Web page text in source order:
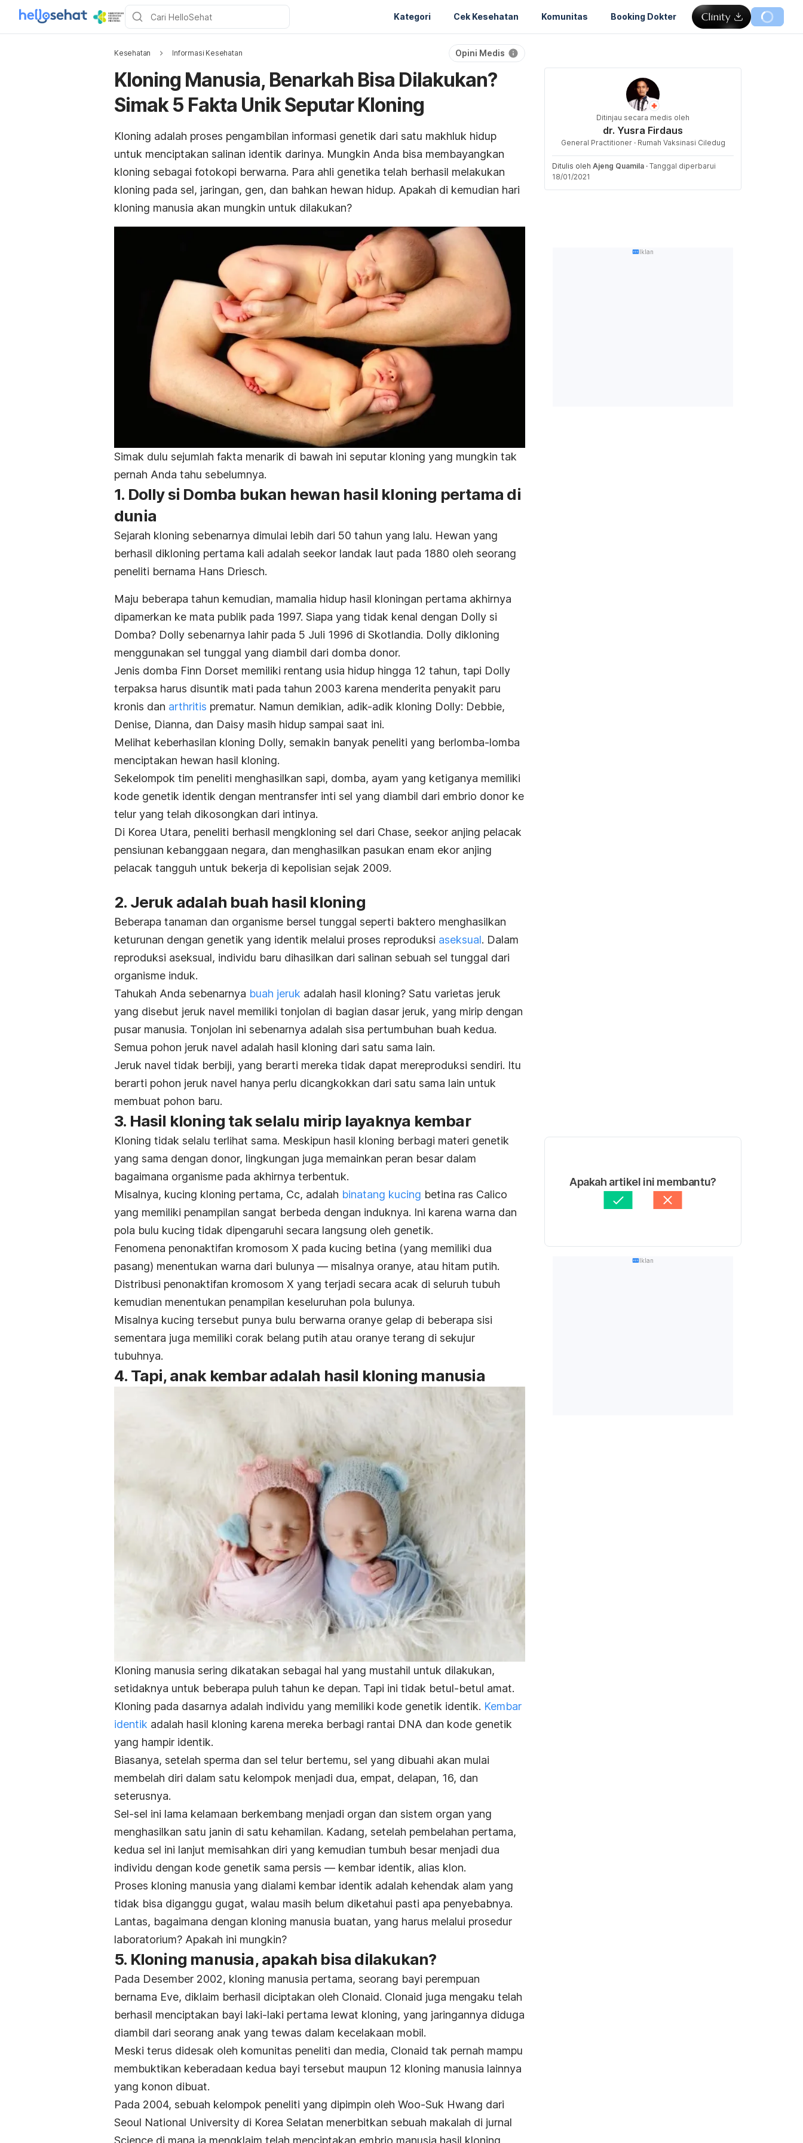
Kategori Cek Kesehatan Komunitas Booking Dokter
Kesehatan Informasi Kesehatan Opini Medis
Kloning Manusia, Benarkah Bisa Dilakukan?
Simak 5 Fakta Unik Seputar Kloning
Kloning adalah proses pengambilan informasi genetik dari satu makhluk hidup
untuk menciptakan salinan identik darinya. Mungkin Anda bisa membayangkan
kloning sebagai fotokopi berwarna. Para ahli genetika telah berhasil melakukan
kloning pada sel, jaringan, gen, dan bahkan hewan hidup. Apakah di kemudian hari
kloning manusia akan mungkin untuk dilakukan?
Simak dulu sejumlah fakta menarik di bawah ini seputar kloning yang mungkin tak
pernah Anda tahu sebelumnya.
1. Dolly si Domba bukan hewan hasil kloning pertama di
dunia
Sejarah kloning sebenarnya dimulai lebih dari 50 tahun yang lalu. Hewan yang
berhasil dikloning pertama kali adalah seekor landak laut pada 1880 oleh seorang
peneliti bernama Hans Driesch.
Maju beberapa tahun kemudian, mamalia hidup hasil kloningan pertama akhirnya
dipamerkan ke mata publik pada 1997. Siapa yang tidak kenal dengan Dolly si
Domba? Dolly sebenarnya lahir pada 5 Juli 1996 di Skotlandia. Dolly dikloning
menggunakan sel tunggal yang diambil dari domba donor.
Jenis domba Finn Dorset memiliki rentang usia hidup hingga 12 tahun, tapi Dolly
terpaksa harus disuntik mati pada tahun 2003 karena menderita penyakit paru
kronis dan arthritis prematur. Namun demikian, adik-adik kloning Dolly: Debbie,
Denise, Dianna, dan Daisy masih hidup sampai saat ini.
Melihat keberhasilan kloning Dolly, semakin banyak peneliti yang berlomba-lomba
menciptakan hewan hasil kloning.
Sekelompok tim peneliti menghasilkan sapi, domba, ayam yang ketiganya memiliki
kode genetik identik dengan mentransfer inti sel yang diambil dari embrio donor ke
telur yang telah dikosongkan dari intinya.
Di Korea Utara, peneliti berhasil mengkloning sel dari Chase, seekor anjing pelacak
pensiunan kebanggaan negara, dan menghasilkan pasukan enam ekor anjing
pelacak tangguh untuk bekerja di kepolisian sejak 2009.
2. Jeruk adalah buah hasil kloning
Beberapa tanaman dan organisme bersel tunggal seperti baktero menghasilkan
keturunan dengan genetik yang identik melalui proses reproduksi aseksual. Dalam
reproduksi aseksual, individu baru dihasilkan dari salinan sebuah sel tunggal dari
organisme induk.
Tahukah Anda sebenarnya buah jeruk adalah hasil kloning? Satu varietas jeruk
yang disebut jeruk navel memiliki tonjolan di bagian dasar jeruk, yang mirip dengan
pusar manusia. Tonjolan ini sebenarnya adalah sisa pertumbuhan buah kedua.
Semua pohon jeruk navel adalah hasil kloning dari satu sama lain.
Jeruk navel tidak berbiji, yang berarti mereka tidak dapat mereproduksi sendiri. Itu
berarti pohon jeruk navel hanya perlu dicangkokkan dari satu sama lain untuk
membuat pohon baru.
3. Hasil kloning tak selalu mirip layaknya kembar
Kloning tidak selalu terlihat sama. Meskipun hasil kloning berbagi materi genetik
yang sama dengan donor, lingkungan juga memainkan peran besar dalam
bagaimana organisme pada akhirnya terbentuk.
Misalnya, kucing kloning pertama, Cc, adalah binatang kucing betina ras Calico
yang memiliki penampilan sangat berbeda dengan induknya. Ini karena warna dan
pola bulu kucing tidak dipengaruhi secara langsung oleh genetik.
Fenomena penonaktifan kromosom X pada kucing betina (yang memiliki dua
pasang) menentukan warna dari bulunya — misalnya oranye, atau hitam putih.
Distribusi penonaktifan kromosom X yang terjadi secara acak di seluruh tubuh
kemudian menentukan penampilan keseluruhan pola bulunya.
Misalnya kucing tersebut punya bulu berwarna oranye gelap di beberapa sisi
sementara juga memiliki corak belang putih atau oranye terang di sekujur
tubuhnya.
4. Tapi, anak kembar adalah hasil kloning manusia
Kloning manusia sering dikatakan sebagai hal yang mustahil untuk dilakukan,
setidaknya untuk beberapa puluh tahun ke depan. Tapi ini tidak betul-betul amat.
Kloning pada dasarnya adalah individu yang memiliki kode genetik identik. Kembar
identik adalah hasil kloning karena mereka berbagi rantai DNA dan kode genetik
yang hampir identik.
Biasanya, setelah sperma dan sel telur bertemu, sel yang dibuahi akan mulai
membelah diri dalam satu kelompok menjadi dua, empat, delapan, 16, dan
seterusnya.
Sel-sel ini lama kelamaan berkembang menjadi organ dan sistem organ yang
menghasilkan satu janin di satu kehamilan. Kadang, setelah pembelahan pertama,
kedua sel ini lanjut memisahkan diri yang kemudian tumbuh besar menjadi dua
individu dengan kode genetik sama persis — kembar identik, alias klon.
Proses kloning manusia yang dialami kembar identik adalah kehendak alam yang
tidak bisa diganggu gugat, walau masih belum diketahui pasti apa penyebabnya.
Lantas, bagaimana dengan kloning manusia buatan, yang harus melalui prosedur
laboratorium? Apakah ini mungkin?
5. Kloning manusia, apakah bisa dilakukan?
Pada Desember 2002, kloning manusia pertama, seorang bayi perempuan
bernama Eve, diklaim berhasil diciptakan oleh Clonaid. Clonaid juga mengaku telah
berhasil menciptakan bayi laki-laki pertama lewat kloning, yang jaringannya diduga
diambil dari seorang anak yang tewas dalam kecelakaan mobil.
Meski terus didesak oleh komunitas peneliti dan media, Clonaid tak pernah mampu
membuktikan keberadaan kedua bayi tersebut maupun 12 kloning manusia lainnya
yang konon dibuat.
Pada 2004, sebuah kelompok peneliti yang dipimpin oleh Woo-Suk Hwang dari
Seoul National University di Korea Selatan menerbitkan sebuah makalah di jurnal
Science di mana ia mengklaim telah menciptakan embrio manusia hasil kloning
Ditinjau secara medis oleh
dr. Yusra Firdaus
General Practitioner · Rumah Vaksinasi Ciledug
Ditulis oleh Ajeng Quamila · Tanggal diperbarui
18/01/2021
Iklan
Apakah artikel ini membantu?
Iklan